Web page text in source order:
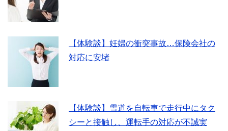
【体験談】妊婦の衝突事故…保険会社の
対応に安堵
【体験談】雪道を自転車で走行中にタク
シーと接触し、運転手の対応が不誠実